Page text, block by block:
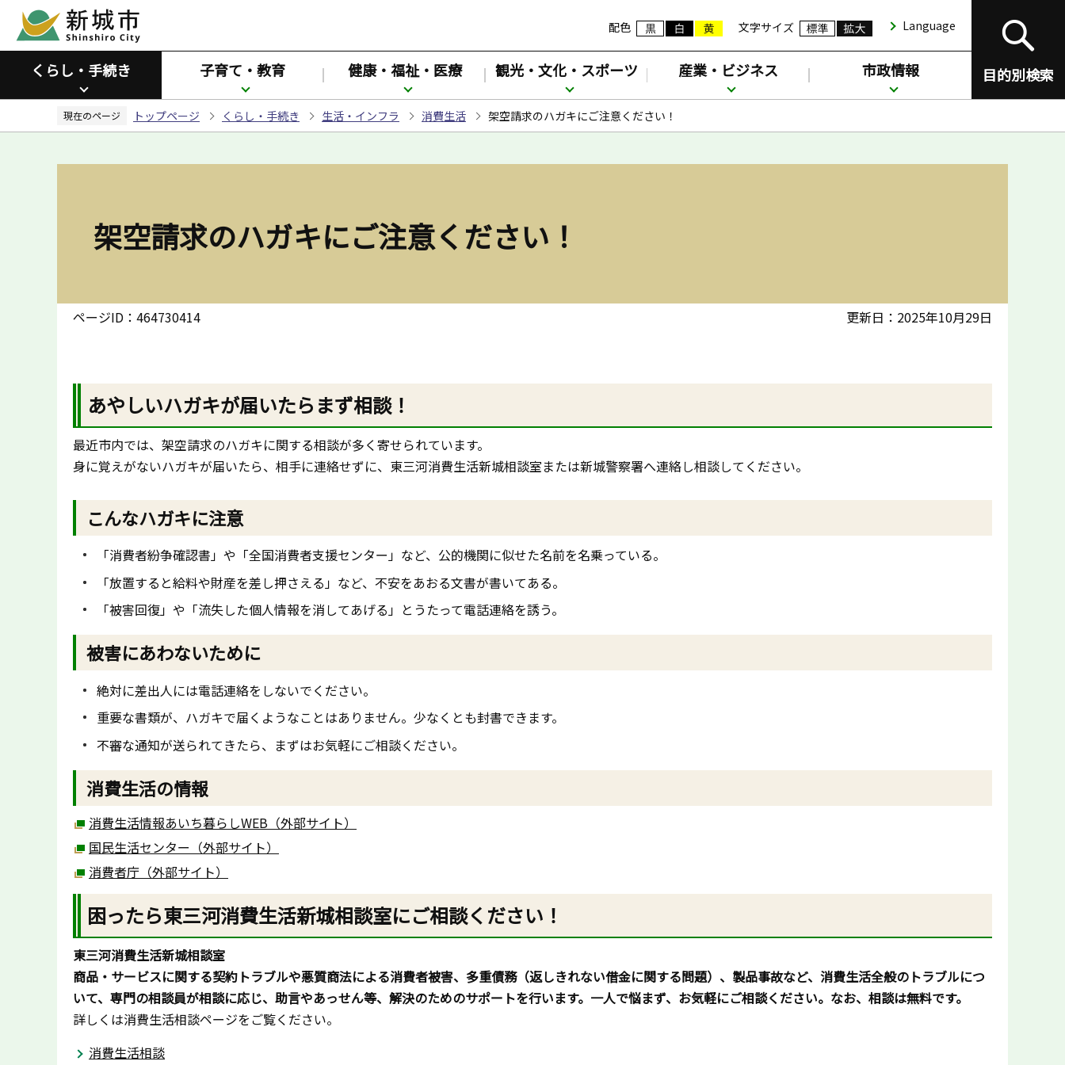
ペ
ジ
先
配色 文字サイズ Language
目的別検索
くらし・手続き 子育て・教育 健康・福祉・医療 観光・文化・スポーツ 産業・ビジネス 市政情報
現在のページ トップページ くらし・手続き 生活・インフラ 消費生活 架空請求のハガキにご注意ください！
架空請求のハガキにご注意ください！
ページID：464730414 更新日：2025年10月29日
あやしいハガキが届いたらまず相談！
最近市内では、架空請求のハガキに関する相談が多く寄せられています。
身に覚えがないハガキが届いたら、相手に連絡せずに、東三河消費生活新城相談室または新城警察署へ連絡し相談してください。
こんなハガキに注意
「消費者紛争確認書」や「全国消費者支援センター」など、公的機関に似せた名前を名乗っている。
「放置すると給料や財産を差し押さえる」など、不安をあおる文書が書いてある。
「被害回復」や「流失した個人情報を消してあげる」とうたって電話連絡を誘う。
被害にあわないために
絶対に差出人には電話連絡をしないでください。
重要な書類が、ハガキで届くようなことはありません。少なくとも封書できます。
不審な通知が送られてきたら、まずはお気軽にご相談ください。
消費生活の情報
消費生活情報あいち暮らしWEB（外部サイト）
国民生活センター（外部サイト）
消費者庁（外部サイト）
困ったら東三河消費生活新城相談室にご相談ください！
東三河消費生活新城相談室
商品・サービスに関する契約トラブルや悪質商法による消費者被害、多重債務（返しきれない借金に関する問題）、製品事故など、消費生活全般のトラブルにつ
いて、専門の相談員が相談に応じ、助言やあっせん等、解決のためのサポートを行います。一人で悩まず、お気軽にご相談ください。なお、相談は無料です。
詳しくは消費生活相談ページをご覧ください。
消費生活相談